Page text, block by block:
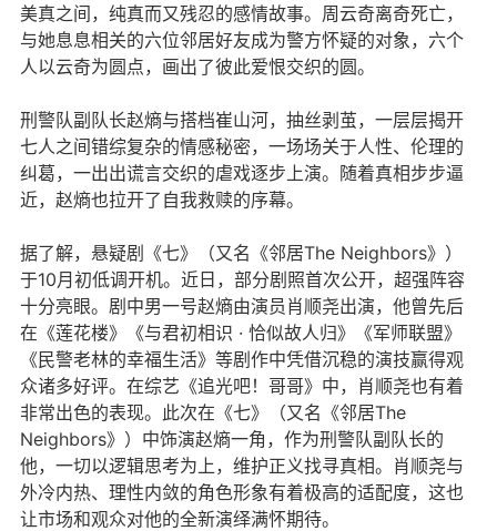
美真之间，纯真而又残忍的感情故事。周云奇离奇死亡，
与她息息相关的六位邻居好友成为警方怀疑的对象，六个
人以云奇为圆点，画出了彼此爱恨交织的圆。
刑警队副队长赵熵与搭档崔山河，抽丝剥茧，一层层揭开
七人之间错综复杂的情感秘密，一场场关于人性、伦理的
纠葛，一出出谎言交织的虐戏逐步上演。随着真相步步逼
近，赵熵也拉开了自我救赎的序幕。
据了解，悬疑剧《七》（又名《邻居The Neighbors》）
于10月初低调开机。近日，部分剧照首次公开，超强阵容
十分亮眼。剧中男一号赵熵由演员肖顺尧出演，他曾先后
在《莲花楼》《与君初相识 · 恰似故人归》《军师联盟》
《民警老林的幸福生活》等剧作中凭借沉稳的演技赢得观
众诸多好评。在综艺《追光吧！哥哥》中，肖顺尧也有着
非常出色的表现。此次在《七》（又名《邻居The
Neighbors》）中饰演赵熵一角，作为刑警队副队长的
他，一切以逻辑思考为上，维护正义找寻真相。肖顺尧与
外冷内热、理性内敛的角色形象有着极高的适配度，这也
让市场和观众对他的全新演绎满怀期待。